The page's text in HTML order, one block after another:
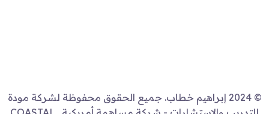
© 2024 إبراهيم خطاب. جميع الحقوق محفوظة لشركة مودة